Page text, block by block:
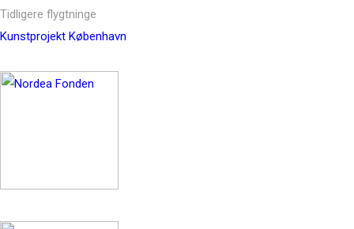
Tidligere flygtninge
Kunstprojekt København